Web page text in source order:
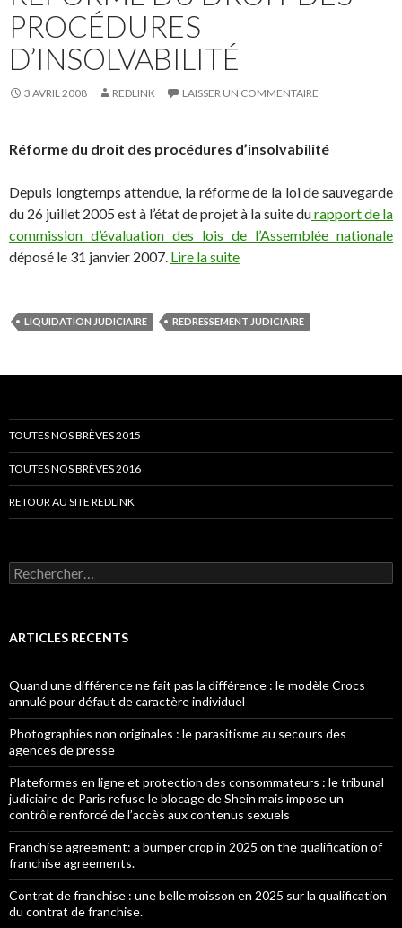
PROCÉDURES
D’INSOLVABILITÉ
3 AVRIL 2008 REDLINK LAISSER UN COMMENTAIRE
Réforme du droit des procédures d’insolvabilité
Depuis longtemps attendue, la réforme de la loi de sauvegarde
du 26 juillet 2005 est à l’état de projet à la suite durapport de la
commission d’évaluation des lois de l’Assemblée nationale
déposé le 31 janvier 2007. Lire la suite
LIQUIDATION JUDICIAIRE REDRESSEMENT JUDICIAIRE
TOUTES NOS BRÈVES 2015
TOUTES NOS BRÈVES 2016
RETOUR AU SITE REDLINK
Rechercher :
ARTICLES RÉCENTS
Quand une différence ne fait pas la différence : le modèle Crocs
annulé pour défaut de caractère individuel
Photographies non originales : le parasitisme au secours des
agences de presse
Plateformes en ligne et protection des consommateurs : le tribunal
judiciaire de Paris refuse le blocage de Shein mais impose un
contrôle renforcé de l’accès aux contenus sexuels
Franchise agreement: a bumper crop in 2025 on the qualification of
franchise agreements.
Contrat de franchise : une belle moisson en 2025 sur la qualification
du contrat de franchise.